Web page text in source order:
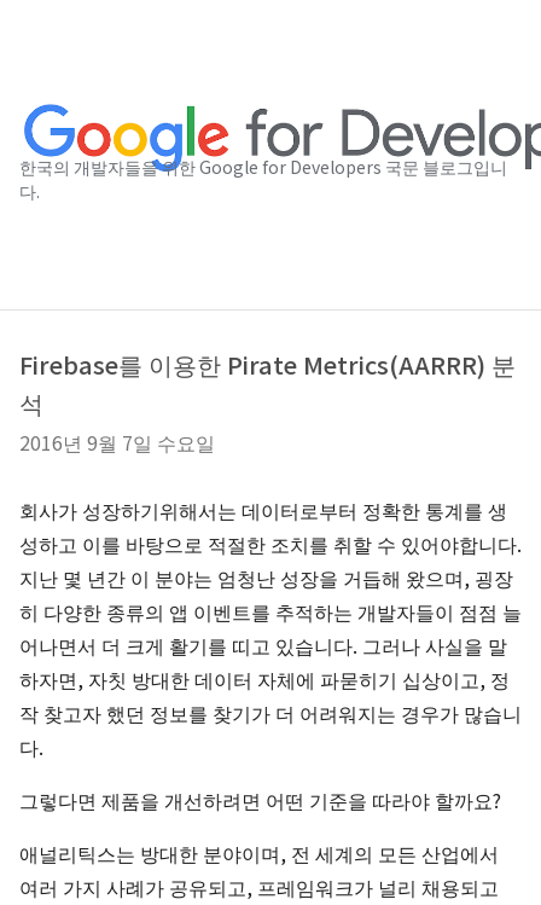
한국의 개발자들을 위한 Google for Developers 국문 블로그입니
다.
Firebase를 이용한 Pirate Metrics(AARRR) 분
석
2016년 9월 7일 수요일
회사가 성장하기위해서는 데이터로부터 정확한 통계를 생
성하고 이를 바탕으로 적절한 조치를 취할 수 있어야합니다.
지난 몇 년간 이 분야는 엄청난 성장을 거듭해 왔으며, 굉장
히 다양한 종류의 앱 이벤트를 추적하는 개발자들이 점점 늘
어나면서 더 크게 활기를 띠고 있습니다. 그러나 사실을 말
하자면, 자칫 방대한 데이터 자체에 파묻히기 십상이고, 정
작 찾고자 했던 정보를 찾기가 더 어려워지는 경우가 많습니
다.
그렇다면 제품을 개선하려면 어떤 기준을 따라야 할까요?
애널리틱스는 방대한 분야이며, 전 세계의 모든 산업에서
여러 가지 사례가 공유되고, 프레임워크가 널리 채용되고